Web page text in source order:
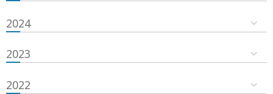
2024
2023
2022